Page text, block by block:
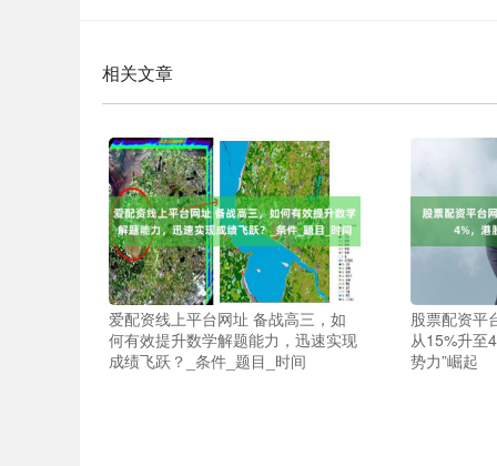
相关文章
爱配资线上平台网址 备战高三，如
何有效提升数学解题能力，迅速实现
成绩飞跃？_条件_题目_时间
股票配资平
从15%升至
势力”崛起